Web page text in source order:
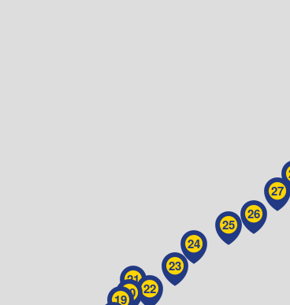
1920
21
22
23
24
25
26
27